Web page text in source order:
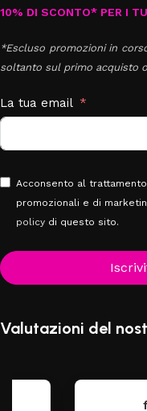
10% DI SCONTO* PER I
*Escluso promozioni in
soltanto sul primo acquisto
La tua email
Acconsento al
promozionali e di
policy di questo sito.
Valutazioni del